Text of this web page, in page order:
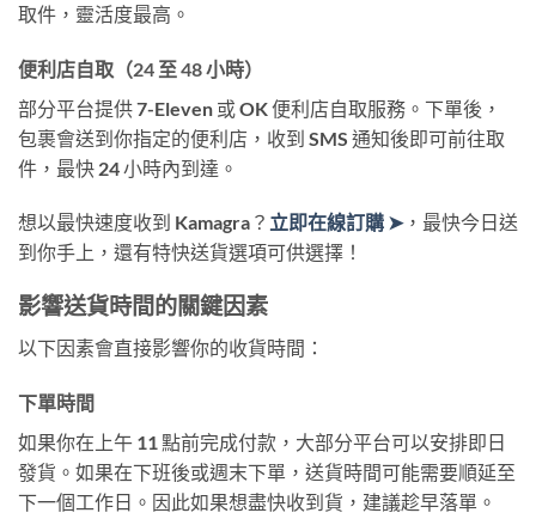
取件，靈活度最高。
便利店自取（24 至 48 小時）
部分平台提供 7-Eleven 或 OK 便利店自取服務。下單後，
包裹會送到你指定的便利店，收到 SMS 通知後即可前往取
件，最快 24 小時內到達。
想以最快速度收到 Kamagra？ 立即在線訂購 ➤，最快今日送
到你手上，還有特快送貨選項可供選擇！
影響送貨時間的關鍵因素
以下因素會直接影響你的收貨時間：
下單時間
如果你在上午 11 點前完成付款，大部分平台可以安排即日
發貨。如果在下班後或週末下單，送貨時間可能需要順延至
下一個工作日。因此如果想盡快收到貨，建議趁早落單。